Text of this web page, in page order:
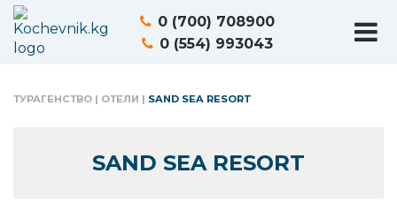
0 (700) 708900
0 (554) 993043
ТУРАГЕНСТВО | ОТЕЛИ | SAND SEA RESORT
SAND SEA RESORT